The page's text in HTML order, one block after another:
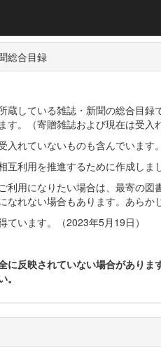
総合目録
蔵している雑誌・新聞の総合目
。（寄贈雑誌および現在は受入
れていないものも含んでいます。
利用を推進するために作成しま
利用になりたい場合は、最寄の図
れない場合もあります。あらか
ています。（2023年5月19日）
に反映されていない場合があり